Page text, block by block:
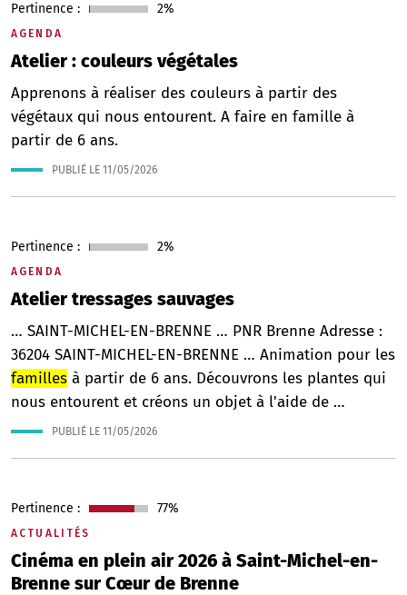
AGENDA
Atelier : couleurs végétales
Pertinence : 2%
Apprenons à réaliser des couleurs à partir des
végétaux qui nous entourent. A faire en famille à
partir de 6 ans.
PUBLIÉ LE 11/05/2026
AGENDA
Atelier tressages sauvages
Pertinence : 2%
… SAINT-MICHEL-EN-BRENNE … PNR Brenne Adresse :
36204 SAINT-MICHEL-EN-BRENNE … Animation pour les
familles à partir de 6 ans. Découvrons les plantes qui
nous entourent et créons un objet à l'aide de …
PUBLIÉ LE 11/05/2026
ACTUALITÉS
Cinéma en plein air 2026 à Saint-Michel-en-
Brenne sur Cœur de Brenne
Pertinence : 77%